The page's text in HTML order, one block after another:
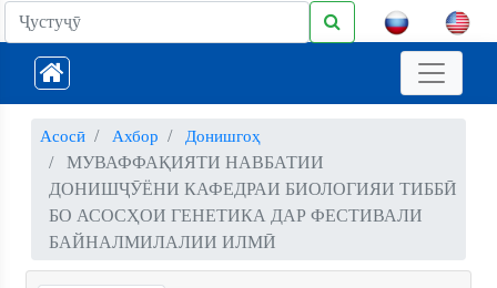
Асосӣ Ахбор Донишгоҳ
МУВАФФАҚИЯТИ НАВБАТИИ
ДОНИШҶӮЁНИ КАФЕДРАИ БИОЛОГИЯИ ТИББӢ
БО АСОСҲОИ ГЕНЕТИКА ДАР ФЕСТИВАЛИ
БАЙНАЛМИЛАЛИИ ИЛМӢ